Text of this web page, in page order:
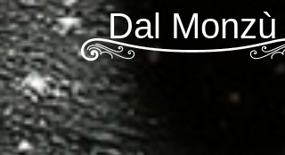
Dal Monzù